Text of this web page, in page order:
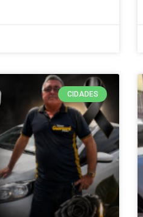
CIDADES